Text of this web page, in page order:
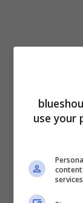
bianchi
Winter
Mississippi
-nel corso
l’apice
use your
content